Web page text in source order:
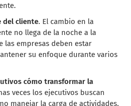
del cliente. El cambio en la
no llega de la noche a la
las empresas deben estar
su enfoque durante varios
cómo transformar la
veces los ejecutivos buscan
manejar la carga de actividades,